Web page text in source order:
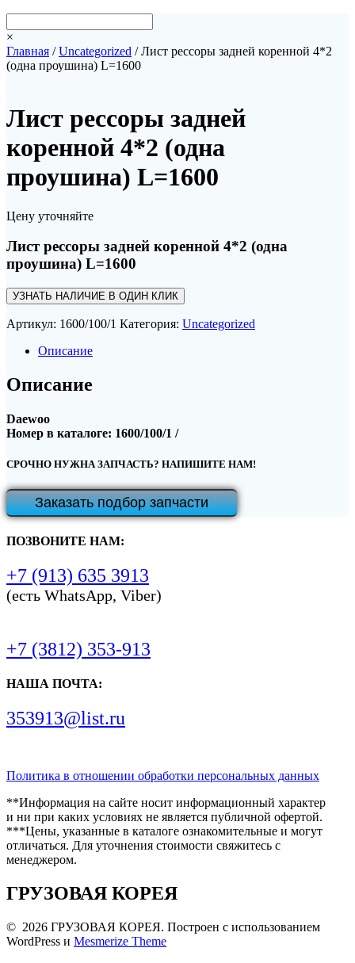
×
Главная /Uncategorized / Лист рессоры задней коренной 4*2
(одна проушина) L=1600
Лист рессоры задней
коренной 4*2 (одна
проушина) L=1600
Цену уточняйте
Лист рессоры задней коренной 4*2 (одна
проушина) L=1600
УЗНАТЬ НАЛИЧИЕ В ОДИН КЛИК
Артикул: 1600/100/1 Категория: Uncategorized
Описание
Описание
Daewoo
Номер в каталоге: 1600/100/1 /
СРОЧНО НУЖНА ЗАПЧАСТЬ? НАПИШИТЕ НАМ!
Заказать подбор запчасти
ПОЗВОНИТЕ НАМ:
+7 (913) 635 3913
(есть WhatsApp, Viber)
+7 (3812) 353-913
НАША ПОЧТА:
353913@list.ru
Политика в отношении обработки персональных данных
**Информация на сайте носит информационный характер
и ни при каких условиях не является публичной офертой.
***Цены, указанные в каталоге ознакомительные и могут
отличаться. Для уточнения стоимости свяжитесь с
менеджером.
ГРУЗОВАЯ КОРЕЯ
© 2026 ГРУЗОВАЯ КОРЕЯ. Построен с использованием
WordPress и Mesmerize Theme